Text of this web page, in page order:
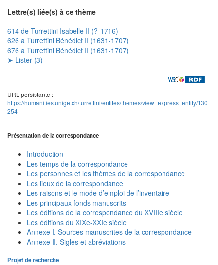
Lettre(s) liée(s) à ce thème
614 de Turrettini Isabelle II (?-1716)
626 a Turrettini Bénédict II (1631-1707)
676 a Turrettini Bénédict II (1631-1707)
➤ Lister (3)
URL persistante :
https://humanities.unige.ch/turrettini/entites/themes/view_express_entity/130
254
Présentation de la correspondance
Introduction
Les temps de la correspondance
Les personnes et les thèmes de la correspondance
Les lieux de la correspondance
Les raisons et le mode d’emploi de l’inventaire
Les principaux fonds manuscrits
Les éditions de la correspondance du XVIIIe siècle
Les éditions du XIXe-XXIe siècle
Annexe I. Sources manuscrites de la correspondance
Annexe II. Sigles et abréviations
Projet de recherche